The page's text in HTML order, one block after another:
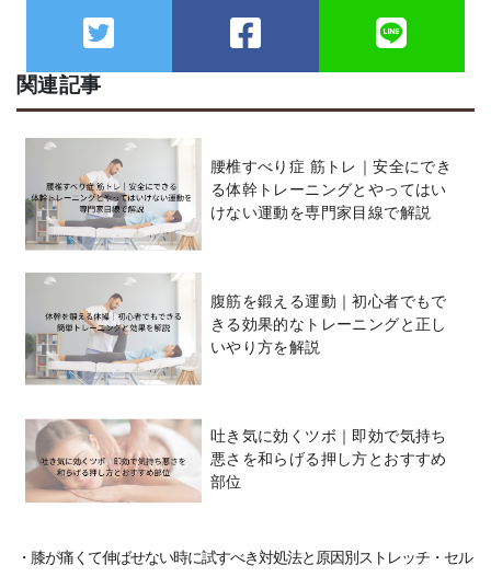
関連記事
腰椎すべり症 筋トレ｜安全にでき
る体幹トレーニングとやってはい
けない運動を専門家目線で解説
腹筋を鍛える運動｜初心者でもで
きる効果的なトレーニングと正し
いやり方を解説
吐き気に効くツボ｜即効で気持ち
悪さを和らげる押し方とおすすめ
部位
・膝が痛くて伸ばせない時に試すべき対処法と原因別ストレッチ・セル